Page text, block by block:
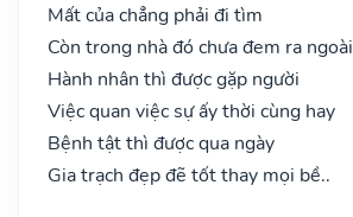
Mất của chẳng phải đi tìm
Còn trong nhà đó chưa đem ra ngoài
Hành nhân thì được gặp người
Việc quan việc sự ấy thời cùng hay
Bệnh tật thì được qua ngày
Gia trạch đẹp đẽ tốt thay mọi bề..